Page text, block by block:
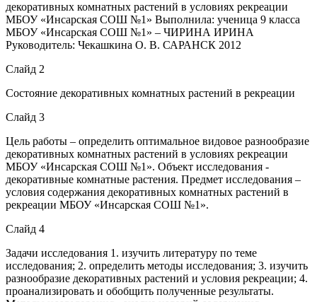
декоративных комнатных растений в условиях рекреации
МБОУ «Инсарская СОШ №1» Выполнила: ученица 9 класса
МБОУ «Инсарская СОШ №1» – ЧИРИНА ИРИНА
Руководитель: Чекашкина О. В. САРАНСК 2012
Слайд 2
Состояние декоративных комнатных растений в рекреации
Слайд 3
Цель работы – определить оптимальное видовое разнообразие
декоративных комнатных растений в условиях рекреации
МБОУ «Инсарская СОШ №1». Объект исследования -
декоративные комнатные растения. Предмет исследования –
условия содержания декоративных комнатных растений в
рекреации МБОУ «Инсарская СОШ №1».
Слайд 4
Задачи исследования 1. изучить литературу по теме
исследования; 2. определить методы исследования; 3. изучить
разнообразие декоративных растений и условия рекреации; 4.
проанализировать и обобщить полученные результаты.